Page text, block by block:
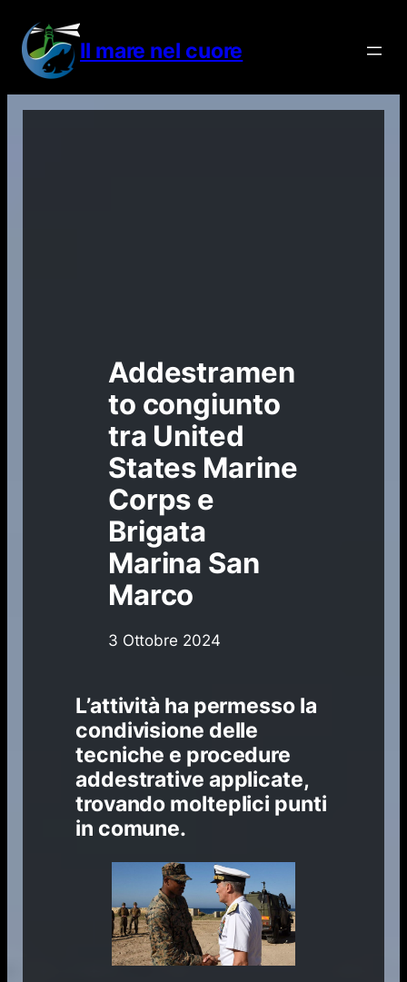
contenuto
Il mare nel cuore
Addestramen
to congiunto
tra United
States Marine
Corps e
Brigata
Marina San
Marco
3 Ottobre 2024
L’attività ha permesso la
condivisione delle
tecniche e procedure
addestrative applicate,
trovando molteplici punti
in comune.